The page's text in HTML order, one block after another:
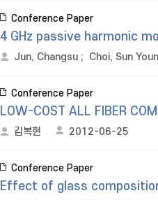
Conference Paper
4 GHz passive harmonic
Jun, Changsu ; Choi, Sun
Conference Paper
LOW-COST ALL FIBER
김복현 2012-06-25
Conference Paper
Effect of glass